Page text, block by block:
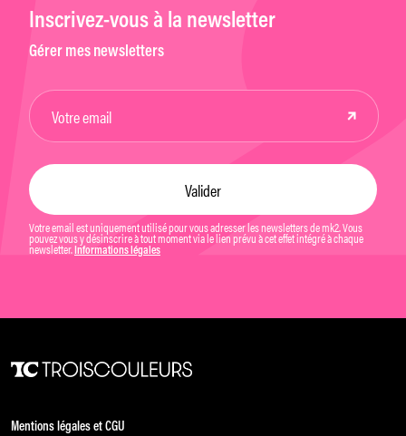
Inscrivez-vous à la newsletter
Gérer mes newsletters
Votre email est uniquement utilisé pour vous adresser les newsletters de mk2. Vous
pouvez vous y désinscrire à tout moment via le lien prévu à cet effet intégré à chaque
newsletter. Informations légales
Mentions légales et CGU